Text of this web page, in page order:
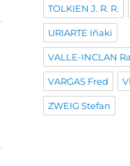
TOLKIEN J. R. R.
URIARTE Iñaki
VALLE-INCLAN
VARGAS Fred
ZWEIG Stefan